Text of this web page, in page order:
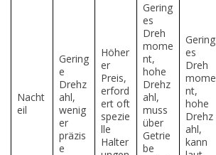
Nacht
eil
Gering
e
Drehz
ahl,
wenig
er
präzis
e
Höher
er
Preis,
erford
ert oft
spezie
lle
Halter
Gering
es
Dreh
mome
nt,
hohe
Drehz
ahl,
muss
über
Getrie
be
Gering
es
Dreh
mome
nt,
hohe
Drehz
ahl,
kann